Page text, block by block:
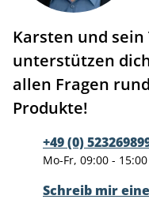
Karsten und sein
unterstützen
allen Fragen
Produkte!
+49 (0)
Mo-Fr, 09:00 -
Schreib mir